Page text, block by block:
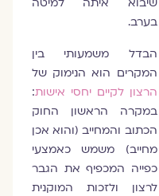
בערב.
הבדל משמעותי בין
המקרים הוא הנימוק של
הרצון לקיים יחסי אישות:
במקרה הראשון החוק
הכתוב והמחייב (והוא אכן
מחייב) משמש כאמצעי
כפייה המכפיף את הגבר
לרצון ולזכות המוקנית